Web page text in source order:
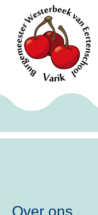
Over ons